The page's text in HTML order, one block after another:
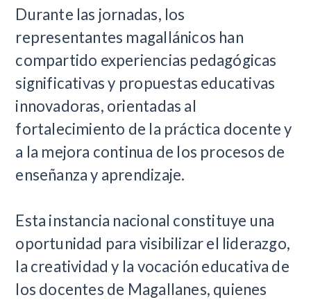
Durante las jornadas, los
representantes magallánicos han
compartido experiencias pedagógicas
significativas y propuestas educativas
innovadoras, orientadas al
fortalecimiento de la práctica docente y
a la mejora continua de los procesos de
enseñanza y aprendizaje.
Esta instancia nacional constituye una
oportunidad para visibilizar el liderazgo,
la creatividad y la vocación educativa de
los docentes de Magallanes, quienes